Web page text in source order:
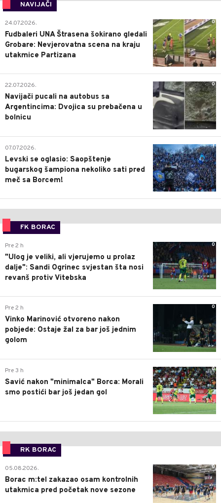
NAVIJAČI
0
24.07.2026.
Fudbaleri UNA Štrasena šokirano gledali
Grobare: Nevjerovatna scena na kraju
utakmice Partizana
0
22.07.2026.
Navijači pucali na autobus sa
Argentincima: Dvojica su prebačena u
bolnicu
1
07.07.2026.
Levski se oglasio: Saopštenje
bugarskog šampiona nekoliko sati pred
meč sa Borcem!
FK BORAC
0
Pre 2 h
"Ulog je veliki, ali vjerujemo u prolaz
dalje": Sandi Ogrinec svjestan šta nosi
revanš protiv Vitebska
0
Pre 2 h
Vinko Marinović otvoreno nakon
pobjede: Ostaje žal za bar još jednim
golom
0
Pre 3 h
Savić nakon "minimalca" Borca: Morali
smo postići bar još jedan gol
RK BORAC
0
05.08.2026.
Borac m:tel zakazao osam kontrolnih
utakmica pred početak nove sezone